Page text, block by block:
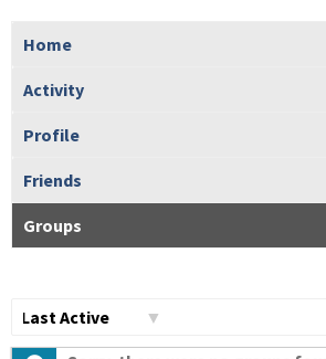
Home
Activity
Profile
Friends
Groups